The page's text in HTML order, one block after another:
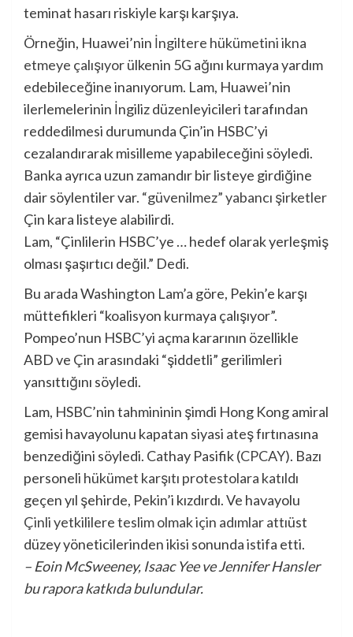
teminat hasarı riskiyle karşı karşıya.
Örneğin, Huawei’nin İngiltere hükümetini ikna
etmeye çalışıyorülkenin 5G ağını kurmaya yardım
edebileceğine inanıyorum. Lam, Huawei’nin
ilerlemelerinin İngiliz düzenleyicileri tarafından
reddedilmesi durumunda Çin’in HSBC’yi
cezalandırarak misilleme yapabileceğini söyledi.
Banka ayrıca uzun zamandır bir listeye girdiğine
dair söylentiler var. “güvenilmez” yabancı şirketler
Çin kara listeye alabilirdi.
Lam, “Çinlilerin HSBC’ye … hedef olarak yerleşmiş
olması şaşırtıcı değil.” Dedi.
Bu arada Washington Lam’a göre, Pekin’e karşı
müttefikleri “koalisyon kurmaya çalışıyor”.
Pompeo’nun HSBC’yi açma kararının özellikle
ABD ve Çin arasındaki “şiddetli” gerilimleri
yansıttığını söyledi.
Lam, HSBC’nin tahmininin şimdi Hong Kong amiral
gemisi havayolunu kapatan siyasi ateş fırtınasına
benzediğini söyledi. Cathay Pasifik(CPCAY). Bazı
personeli hükümet karşıtı protestolara katıldı
geçen yıl şehirde, Pekin’i kızdırdı. Ve havayolu
Çinli yetkililere teslim olmak için adımlar attıüst
düzey yöneticilerinden ikisi sonunda istifa etti.
– Eoin McSweeney, Isaac Yee ve Jennifer Hansler
bu rapora katkıda bulundular.